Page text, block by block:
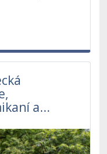
nových
168
128
ruchu
a